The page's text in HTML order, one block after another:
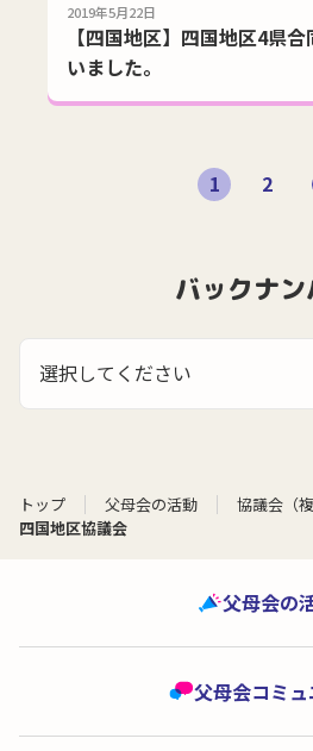
2019年5月22日
【四国地区】四国地区4県
いました。
1 2
バックナン
選択してください
トップ 父母会の活動
協議会（
四国地区協議会
父母会の
父母会コミュ